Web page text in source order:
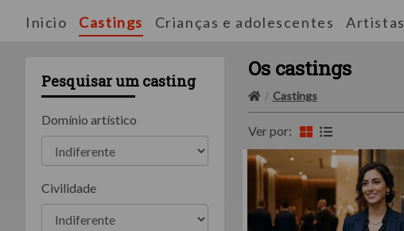
Inicio Castings Crianças e adolescentes Artistas
Pesquisar um casting
Domínio artístico
Civilidade
Os castings
Castings
Ver por: